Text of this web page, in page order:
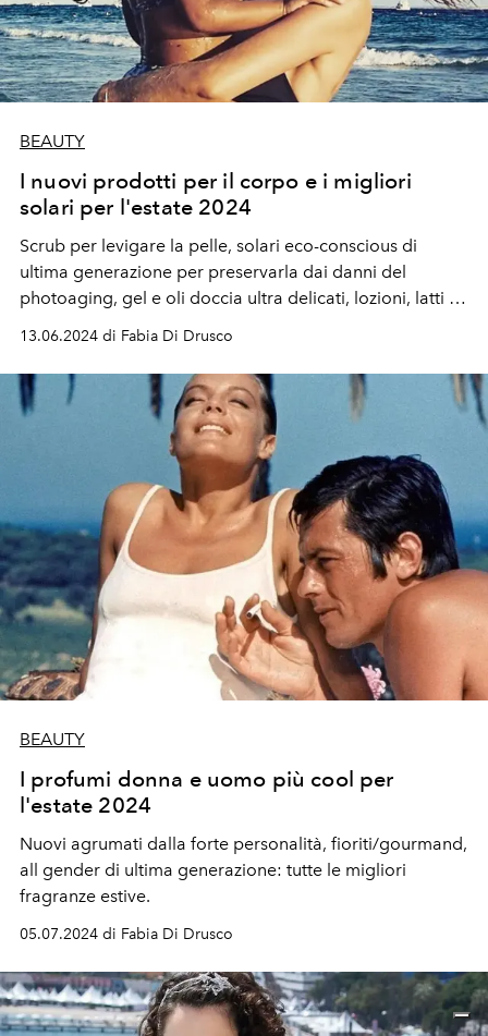
BEAUTY
I nuovi prodotti per il corpo e i migliori
solari per l'estate 2024
Scrub per levigare la pelle, solari eco-conscious di
ultima generazione per preservarla dai danni del
photoaging, gel e oli doccia ultra delicati, lozioni, latti e
creme super idratanti, body shaper per rassodare,
13.06.2024 di Fabia Di Drusco
BEAUTY
I profumi donna e uomo più cool per
l'estate 2024
Nuovi agrumati dalla forte personalità, fioriti/gourmand,
all gender di ultima generazione: tutte le migliori
fragranze estive.
05.07.2024 di Fabia Di Drusco